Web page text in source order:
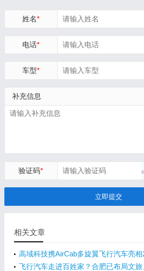
姓名*
电话*
车型*
补充信息
验证码*
立即提交
相关文章
高域科技携AirCab多旋翼飞行汽车亮
展
飞行汽车走进百姓家？合肥已布局文